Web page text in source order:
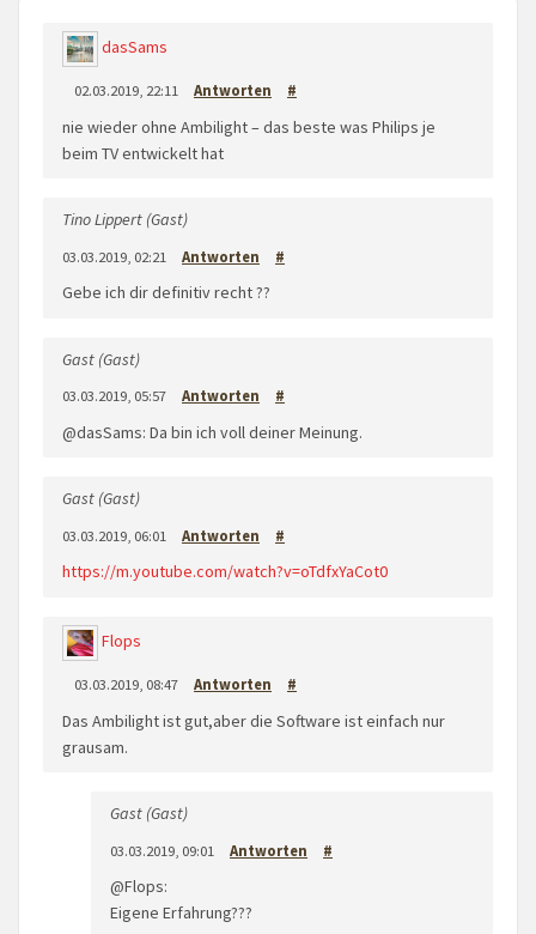
dasSams
02.03.2019, 22:11 Antworten #
nie wieder ohne Ambilight – das beste was Philips je
beim TV entwickelt hat
Tino Lippert (Gast)
03.03.2019, 02:21 Antworten #
Gebe ich dir definitiv recht ??
Gast (Gast)
03.03.2019, 05:57 Antworten #
@dasSams: Da bin ich voll deiner Meinung.
Gast (Gast)
03.03.2019, 06:01 Antworten #
https://m.youtube.com/watch?v=oTdfxYaCot0
Flops
03.03.2019, 08:47 Antworten #
Das Ambilight ist gut,aber die Software ist einfach nur
grausam.
Gast (Gast)
03.03.2019, 09:01 Antworten #
@Flops:
Eigene Erfahrung???